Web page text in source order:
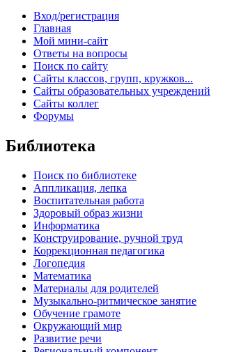
Вход/регистрация
Главная
Мой мини-сайт
Ответы на вопросы
Поиск по сайту
Сайты классов, групп, кружков...
Сайты образовательных учреждений
Сайты коллег
Форумы
Библиотека
Поиск по библиотеке
Аппликация, лепка
Воспитательная работа
Здоровый образ жизни
Информатика
Конструирование, ручной труд
Коррекционная педагогика
Логопедия
Математика
Материалы для родителей
Музыкально-ритмическое занятие
Обучение грамоте
Окружающий мир
Развитие речи